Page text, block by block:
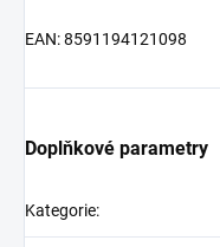
EAN: 8591194121098
Doplňkové parametry
Kategorie: